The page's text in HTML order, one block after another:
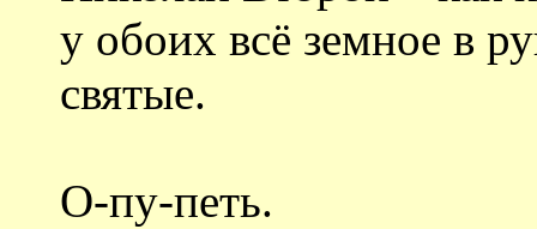
у обоих всё земное в
святые.
О-пу-петь.